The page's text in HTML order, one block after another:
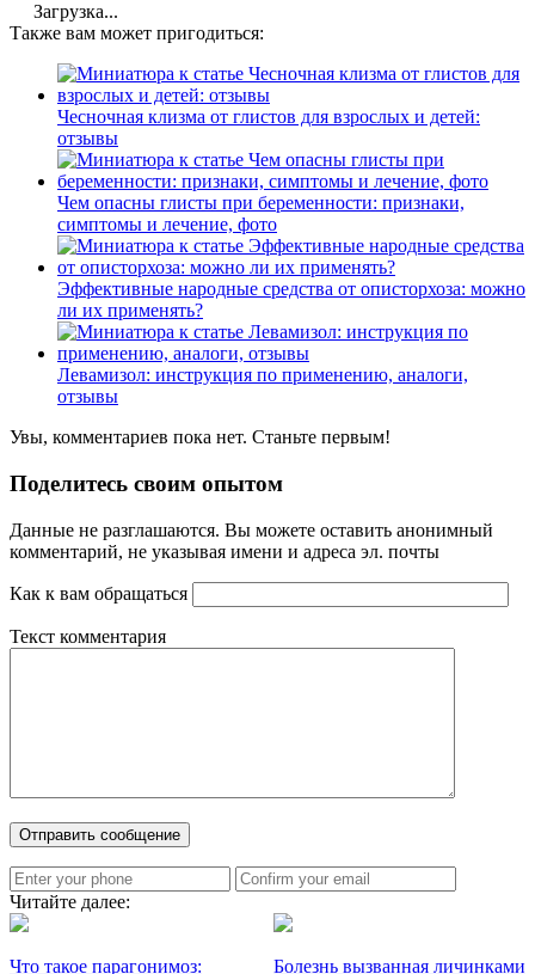
Загрузка...
Также вам может пригодиться:
Чесночная клизма от глистов для взрослых и детей:
отзывы
Чем опасны глисты при беременности: признаки,
симптомы и лечение, фото
Эффективные народные средства от описторхоза: можно
ли их применять?
Левамизол: инструкция по применению, аналоги,
отзывы
Увы, комментариев пока нет. Станьте первым!
Поделитесь своим опытом
Данные не разглашаются. Вы можете оставить анонимный
комментарий, не указывая имени и адреса эл. почты
Как к вам обращаться
Текст комментария
Читайте далее:
Что такое парагонимоз:
Болезнь вызванная личинками